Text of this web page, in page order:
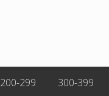
200-299 300-399